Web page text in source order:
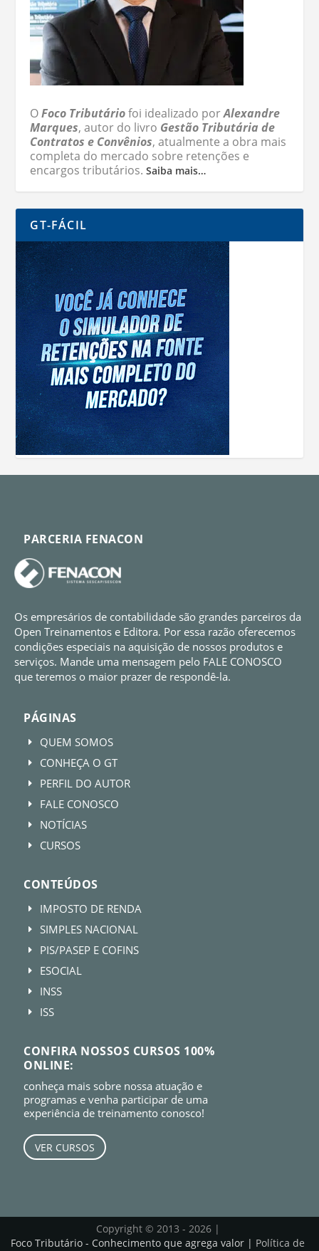
OFoco Tributáriofoi idealizado porAlexandre
Marques, autor do livro Gestão Tributária de
Contratos e Convênios, atualmente a obra mais
completa do mercado sobre retenções e
encargos tributários.Saiba mais…
GT-FÁCIL
PARCERIA FENACON
Os empresários de contabilidade são grandes parceiros da
Open Treinamentos e Editora. Por essa razão oferecemos
condições especiais na aquisição de nossos produtos e
serviços. Mande uma mensagem pelo FALE CONOSCO
que teremos o maior prazer de respondê-la.
PÁGINAS
E QUEM SOMOS
E CONHEÇA O GT
E PERFIL DO AUTOR
E FALE CONOSCO
E NOTÍCIAS
E CURSOS
CONTEÚDOS
E IMPOSTO DE RENDA
E SIMPLES NACIONAL
E PIS/PASEP E COFINS
E ESOCIAL
E INSS
E ISS
CONFIRA NOSSOS CURSOS 100%
ONLINE:
conheça mais sobre nossa atuação e
programas e venha participar de uma
experiência de treinamento conosco!
VER CURSOS
Copyright © 2013 - 2026 |
Foco Tributário - Conhecimento que agrega valor | Política de